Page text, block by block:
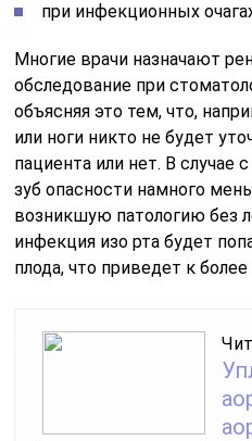
при инфекционных
Многие врачи назначают
обследование при
объясняя это тем, что,
или ноги никто не будет
пациента или нет. В случае
зуб опасности намного
возникшую патологию без
инфекция изо рта будет
плода, что приведет к